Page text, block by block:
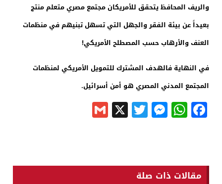
والريف المحافظ يتحقق للأمريكان مجتمع مصري متعلم منتج
بعيداً عن بيئة الفقر والجهل التي تسهل تبنيهم في منظمات
العنف والأرهاب حسب المصطلح الأمريكي!
في النهاية فالهدف المشترك للتمويل الأمريكي لمنظمات
المجتمع المدني المصري هو أمن أسرائيل.
Facebook
WhatsApp
Messenger
Twitter
X
مقالات ذات صلة